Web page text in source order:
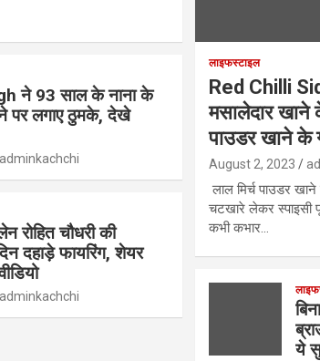
ने 93 साल के नाना के
पर लगाए ठुमके, देखे
adminkachchi
रोहित चौधरी की
दहाड़े फायरिंग, शेयर
adminkachchi
लाइफस्टाइल
Red Chilli
मसालेदार खाने
पाउडर खाने के
August 2, 2023
लाल मिर्च पाउडर
चटखारे लेकर स्पाइसी
कभी कभार…
ये